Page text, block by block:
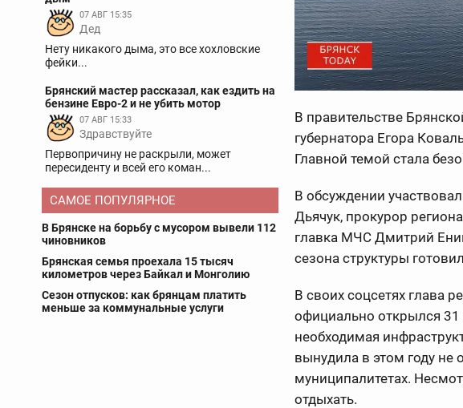
07 АВГ 15:35
Дед
Нету никакого дыма, это все хохловские
фейки...
Брянский мастер рассказал, как ездить на
бензине Евро-2 и не убить мотор
07 АВГ 15:33
Здравствуйте
Первопричину не раскрыли, может
пересиденту и всей его коман...
САМОЕ ПОПУЛЯРНОЕ
В Брянске на борьбу с мусором вывели 112
чиновников
Брянская семья проехала 15 тысяч
километров через Байкал и Монголию
Сезон отпусков: как брянцам платить
меньше за коммунальные услуги
В правительстве
губернатора Егора
Главной темой стала
В обсуждении
Дьячук, прокурор
главка МЧС Дмитрий
сезона структуры
В своих соцсетях глава
официально открылся 31
необходимая
вынудила в этом году не
муниципалитетах.
отдыхать.